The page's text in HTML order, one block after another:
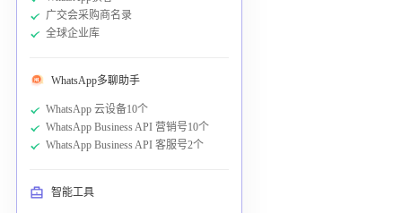
广交会采购商名录
全球企业库
WhatsApp多聊助手
WhatsApp 云设备10个
WhatsApp Business API 营销号10个
WhatsApp Business API 客服号2个
智能工具